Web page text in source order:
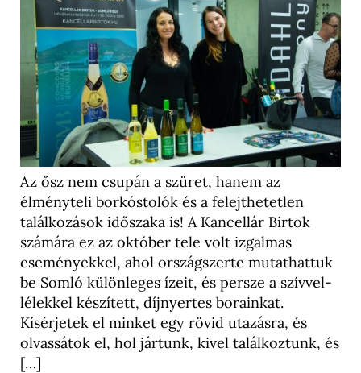
Az ősz nem csupán a szüret, hanem az
élményteli borkóstolók és a felejthetetlen
találkozások időszaka is! A Kancellár Birtok
számára ez az október tele volt izgalmas
eseményekkel, ahol országszerte mutathattuk
be Somló különleges ízeit, és persze a szívvel-
lélekkel készített, díjnyertes borainkat.
Kísérjetek el minket egy rövid utazásra, és
olvassátok el, hol jártunk, kivel találkoztunk, és
[…]